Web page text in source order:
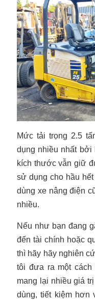
Mức tải trọng 2.5
dụng nhiều nhất bởi
kích thước vẫn giữ
sử dụng cho hầu
dùng xe nâng điện
nhiều.
Nếu như bạn đang
đến tài chính hoặc
thì hãy hãy nghiên
tôi đưa ra một
mang lại nhiều giá
dùng, tiết kiệm hơn